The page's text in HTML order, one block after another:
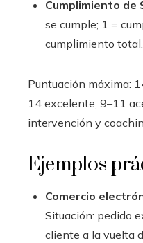
Cumplimiento de
se cumple; 1 =
cumplimiento total.
Puntuación máxima:
14 excelente, 9–11
intervención y
Ejemplos
Comercio
Situación: pedido
cliente a la vuelta